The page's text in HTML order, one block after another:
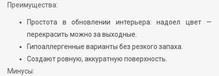
Преимущества:
Простота в обновлении интерьера: надоел цвет —
перекрасить можно за выходные.
Гипоаллергенные варианты без резкого запаха.
Создают ровную, аккуратную поверхность.
Минусы: